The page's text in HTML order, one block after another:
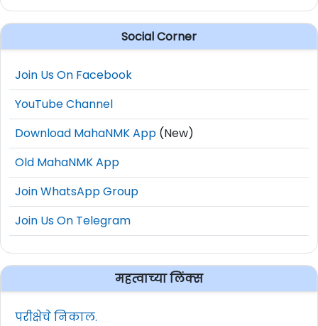
Social Corner
Join Us On Facebook
YouTube Channel
Download MahaNMK App (New)
Old MahaNMK App
Join WhatsApp Group
Join Us On Telegram
महत्वाच्या लिंक्स
परीक्षेचे निकाल.